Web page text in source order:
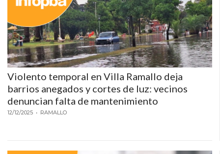
CRUZ
(BUENOS
AIRES)
EL
MEJOR
GIMNASIO
DE
PERGAMINO
Violento temporal en Villa Ramallo deja
barrios anegados y cortes de luz: vecinos
denuncian falta de mantenimiento
12/12/2025 • RAMALLO